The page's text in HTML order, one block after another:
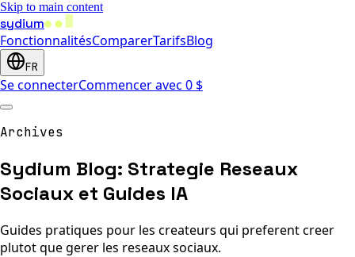
Skip to main content
sydium
FonctionnalitésComparerTarifsBlog
FR
Se connecterCommencer avec 0 $
Archives
Sydium Blog: Strategie Reseaux
Sociaux et Guides IA
Guides pratiques pour les createurs qui preferent creer
plutot que gerer les reseaux sociaux.